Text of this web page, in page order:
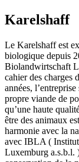
Karelshaff
Le Karelshaff est
biologique depuis
Biolandwirtschaft
cahier des
années,
propre viande de
qu’une haute
être des animaux
harmonie avec la
avec IBLA (
Luxemburg a.s.b.l.